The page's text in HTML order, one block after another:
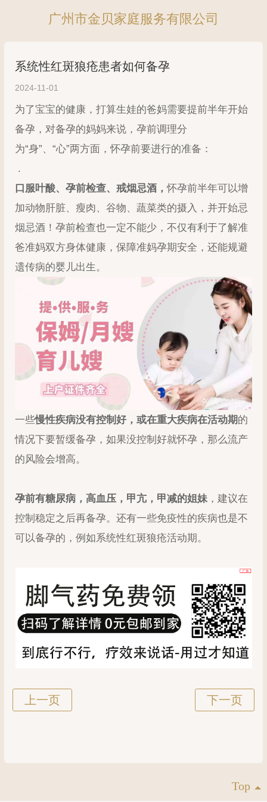
广州市金贝家庭服务有限公司
系统性红斑狼疮患者如何备孕
2024-11-01
为了宝宝的健康，打算生娃的爸妈需要提前半年开始
备孕，对备孕的妈妈来说，孕前调理分
为“身”、“心”两方面，怀孕前要进行的准备：
.
口服叶酸、孕前检查、戒烟忌酒 ，怀孕前半年可以增
加动物肝脏、瘦肉、谷物、蔬菜类的摄入，并开始忌
烟忌酒！孕前检查也一定不能少，不仅有利于了解准
爸准妈双方身体健康，保障准妈孕期安全，还能规避
遗传病的婴儿出生。
一些慢性疾病没有控制好，或在重大疾病在活动期的
情况下要暂缓备孕，如果没控制好就怀孕，那么流产
的风险会增高。
孕前有糖尿病，高血压，甲亢，甲减的姐妹，建议在
控制稳定之后再备孕。还有一些免疫性的疾病也是不
可以备孕的，例如系统性红斑狼疮活动期。
Top